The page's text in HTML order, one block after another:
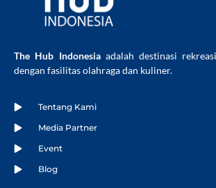
The Hub Indonesiaadalah destinasi
dengan fasilitas olahraga dan kuliner.
Tentang Kami
Media Partner
Event
Blog